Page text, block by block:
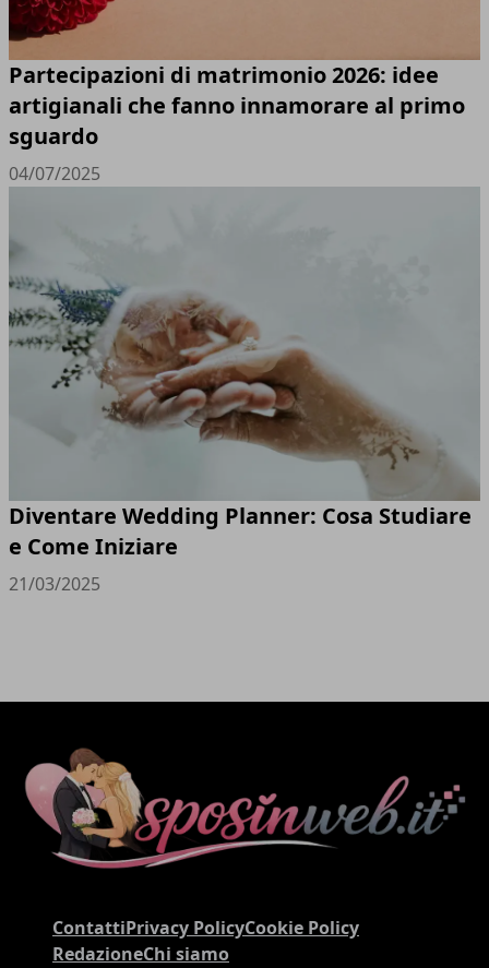
Partecipazioni di matrimonio 2026: idee
artigianali che fanno innamorare al primo
sguardo
04/07/2025
Diventare Wedding Planner: Cosa Studiare
e Come Iniziare
21/03/2025
ContattiPrivacy PolicyCookie Policy
RedazioneChi siamo